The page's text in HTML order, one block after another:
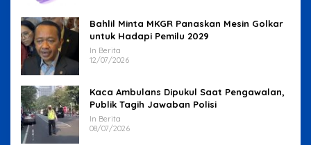
Bahlil Minta MKGR Panaskan Mesin Golkar
untuk Hadapi Pemilu 2029
In Berita
12/07/2026
Kaca Ambulans Dipukul Saat Pengawalan,
Publik Tagih Jawaban Polisi
In Berita
08/07/2026